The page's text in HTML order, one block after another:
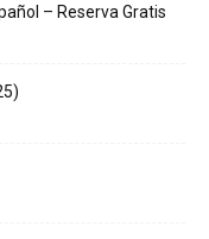
– Reserva Gratis